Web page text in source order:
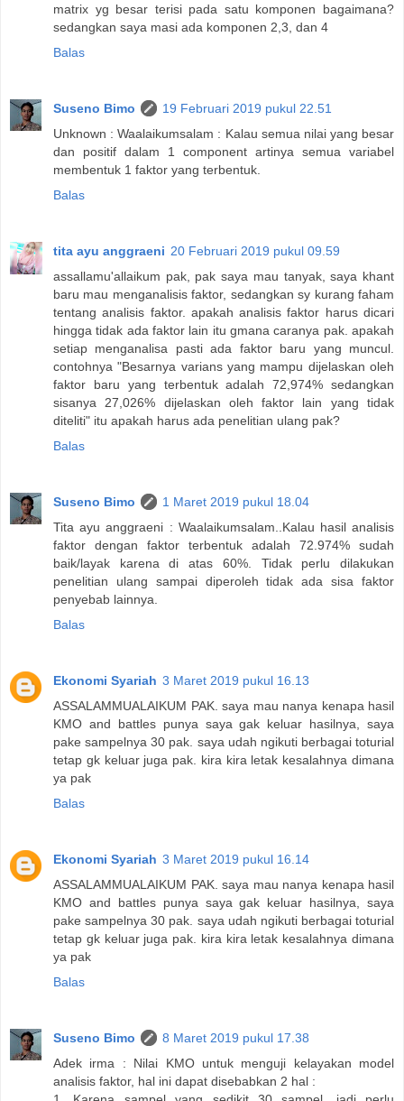
matrix yg besar terisi pada satu komponen bagaimana?
sedangkan saya masi ada komponen 2,3, dan 4
Balas
Suseno Bimo
19 Februari 2019 pukul 22.51
Unknown : Waalaikumsalam : Kalau semua nilai yang besar
dan positif dalam 1 component artinya semua variabel
membentuk 1 faktor yang terbentuk.
Balas
tita ayu anggraeni 20 Februari 2019 pukul 09.59
assallamu'allaikum pak, pak saya mau tanyak, saya khant
baru mau menganalisis faktor, sedangkan sy kurang faham
tentang analisis faktor. apakah analisis faktor harus dicari
hingga tidak ada faktor lain itu gmana caranya pak. apakah
setiap menganalisa pasti ada faktor baru yang muncul.
contohnya "Besarnya varians yang mampu dijelaskan oleh
faktor baru yang terbentuk adalah 72,974% sedangkan
sisanya 27,026% dijelaskan oleh faktor lain yang tidak
diteliti" itu apakah harus ada penelitian ulang pak?
Balas
Suseno Bimo
1 Maret 2019 pukul 18.04
Tita ayu anggraeni : Waalaikumsalam..Kalau hasil analisis
faktor dengan faktor terbentuk adalah 72.974% sudah
baik/layak karena di atas 60%. Tidak perlu dilakukan
penelitian ulang sampai diperoleh tidak ada sisa faktor
penyebab lainnya.
Balas
Ekonomi Syariah 3 Maret 2019 pukul 16.13
ASSALAMMUALAIKUM PAK. saya mau nanya kenapa hasil
KMO and battles punya saya gak keluar hasilnya, saya
pake sampelnya 30 pak. saya udah ngikuti berbagai toturial
tetap gk keluar juga pak. kira kira letak kesalahnya dimana
ya pak
Balas
Ekonomi Syariah 3 Maret 2019 pukul 16.14
ASSALAMMUALAIKUM PAK. saya mau nanya kenapa hasil
KMO and battles punya saya gak keluar hasilnya, saya
pake sampelnya 30 pak. saya udah ngikuti berbagai toturial
tetap gk keluar juga pak. kira kira letak kesalahnya dimana
ya pak
Balas
Suseno Bimo
8 Maret 2019 pukul 17.38
Adek irma : Nilai KMO untuk menguji kelayakan model
analisis faktor, hal ini dapat disebabkan 2 hal :